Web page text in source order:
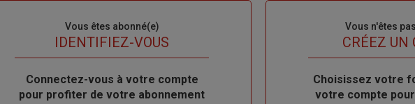
Vous êtes abonné(e)
IDENTIFIEZ-VOUS
Body
Connectez-vous à votre compte
pour profiter de votre abonnement
Vous n'êtes
TITRECRÉEZ UN
Body
Choisissez votre
votre compte